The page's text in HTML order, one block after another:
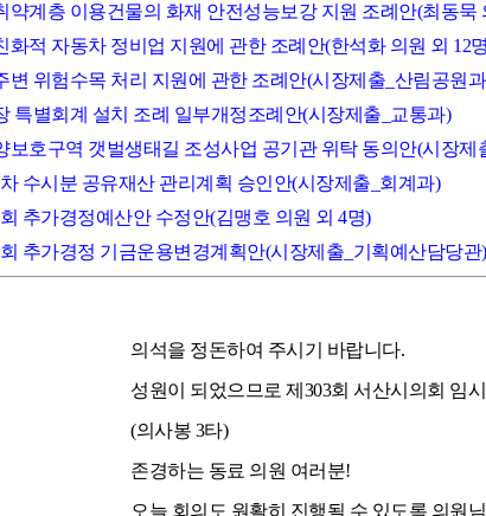
약계층 이용건물의 화재 안전성능보강 지원 조례안(최동묵
화적 자동차 정비업 지원에 관한 조례안(한석화 의원 외 12
변 위험수목 처리 지원에 관한 조례안(시장제출_산림공원
특별회계 설치 조례 일부개정조례안(시장제출_교통과)
보호구역 갯벌생태길 조성사업 공기관 위탁 동의안(시장제
차 수시분 공유재산 관리계획 승인안(시장제출_회계과)
회 추가경정예산안 수정안(김맹호 의원 외 4명)
회 추가경정 기금운용변경계획안(시장제출_기획예산담당관)
의석을 정돈하여 주시기 바랍니다.
성원이 되었으므로 제303회 서산시의회 임
(의사봉 3타)
존경하는 동료 의원 여러분!
오늘 회의도 원활히 진행될 수 있도록 의원